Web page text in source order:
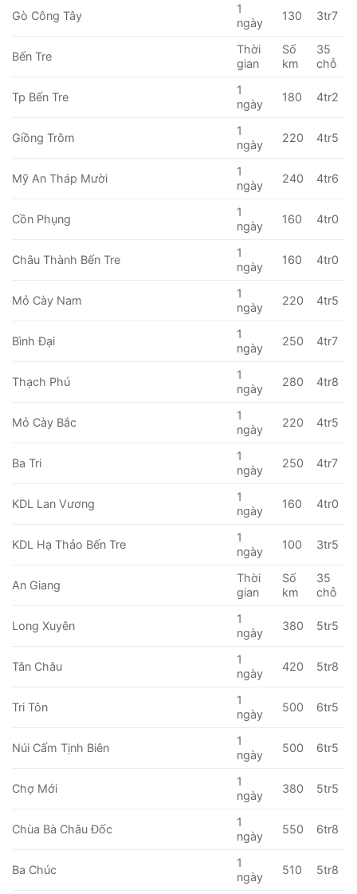
Gò Công Tây
1
ngày
130 3tr7
Bến Tre
Thời
gian
Số
km
35
chỗ
Tp Bến Tre
1
ngày
180 4tr2
Giồng Trôm
1
ngày
220 4tr5
Mỹ An Tháp Mười
1
ngày
240 4tr6
Cồn Phụng
1
ngày
160 4tr0
Châu Thành Bến Tre
1
ngày
160 4tr0
Mỏ Cày Nam
1
ngày
220 4tr5
Bình Đại
1
ngày
250 4tr7
Thạch Phú
1
ngày
280 4tr8
Mỏ Cày Bắc
1
ngày
220 4tr5
Ba Tri
1
ngày
250 4tr7
KDL Lan Vương
1
ngày
160 4tr0
KDL Hạ Thảo Bến Tre
1
ngày
100 3tr5
An Giang
Thời
gian
Số
km
35
chỗ
Long Xuyên
1
ngày
380 5tr5
Tân Châu
1
ngày
420 5tr8
Tri Tôn
1
ngày
500 6tr5
Núi Cấm Tịnh Biên
1
ngày
500 6tr5
Chợ Mới
1
ngày
380 5tr5
Chùa Bà Châu Đốc
1
ngày
550 6tr8
Ba Chúc
1
ngày
510 5tr8